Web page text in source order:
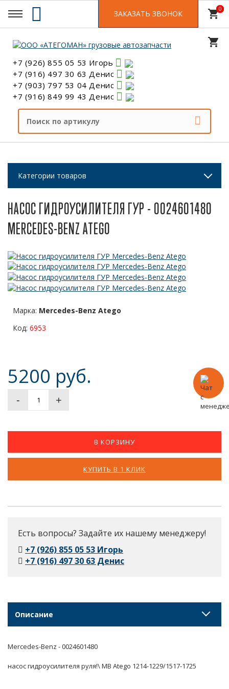
+7 (926) 855 05 53 Игорь
+7 (916) 497 30 63 Денис
+7 (903) 797 53 04 Денис
+7 (916) 849 99 43 Денис
ЗАКАЗАТЬ ЗВОНОК shopping_cart0
shopping_cart
0
Категории товаров
НАСОС ГИДРОУСИЛИТЕЛЯ ГУР - 0024601480
MERCEDES-BENZ ATEGO
Марка: Mercedes-Benz Atego
Код: 6953
5200 руб.
- +
В КОРЗИНУ
КУПИТЬ В 1 КЛИК
Есть вопросы? Задайте их нашему менеджеру!
+7 (926) 855 05 53 Игорь
+7 (916) 497 30 63 Денис
Описание
Mercedes-Benz - 0024601480
насос гидроусилителя руля!\ MB Atego 1214-1229/1517-1725